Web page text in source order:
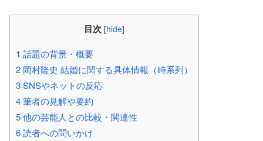
目次 [hide]
1 話題の背景・概要
2 岡村隆史 結婚に関する具体情報（時系列）
3SNSやネットの反応
4筆者の見解や要約
5他の芸能人との比較・関連性
6読者への問いかけ